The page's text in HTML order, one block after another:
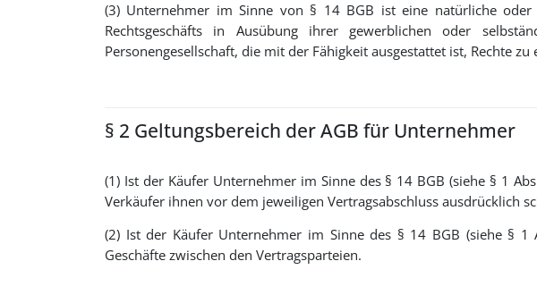
(3) Unternehmer im Sinne von § 14 BGB ist eine natürliche oder
Rechtsgeschäfts in Ausübung ihrer gewerblichen oder
Personengesellschaft, die mit der Fähigkeit ausgestattet ist, Rechte
§ 2 Geltungsbereich der AGB für Unternehmer
(1) Ist der Käufer Unternehmer im Sinne des § 14 BGB (siehe § 1
Verkäufer ihnen vor dem jeweiligen Vertragsabschluss ausdrücklich
(2) Ist der Käufer Unternehmer im Sinne des § 14 BGB (siehe §
Geschäfte zwischen den Vertragsparteien.